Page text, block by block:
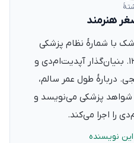
هنرمند
با شمارهٔ نظام پزشکی
۱۳۵۴۰۵، فارغ‌التحصیل ۱۳۹۰. بنیان‌گذار آپدیت‌ام‌دی و
دربارهٔ طول عمر سالم،
شواهد پزشکی می‌نویسد و
را اجرا می‌کند.
نویسنده